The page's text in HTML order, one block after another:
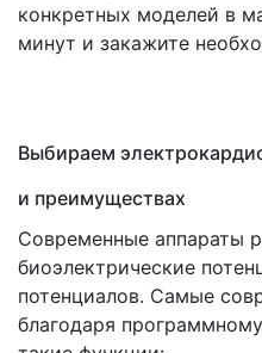
конкретных моделей в
минут и закажите
Выбираем
и преимуществах
Современные аппараты
биоэлектрические
потенциалов. Самые
благодаря